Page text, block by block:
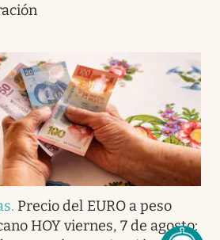
. Precio del EURO a peso
HOY viernes, 7 de agosto: